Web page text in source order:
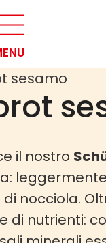
sesamo
il nostro
nocciola.
di nutrienti: